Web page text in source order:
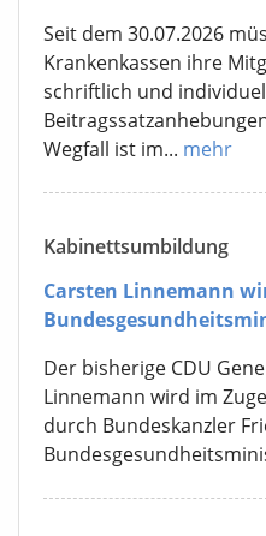
Seit dem 30.07.2026
Krankenkassen ihre
schriftlich und
Wegfall ist im... mehr
Kabinettsumbildung
Carsten Linnemann
Der bisherige CDU
Linnemann wird im
durch Bundeskanzler